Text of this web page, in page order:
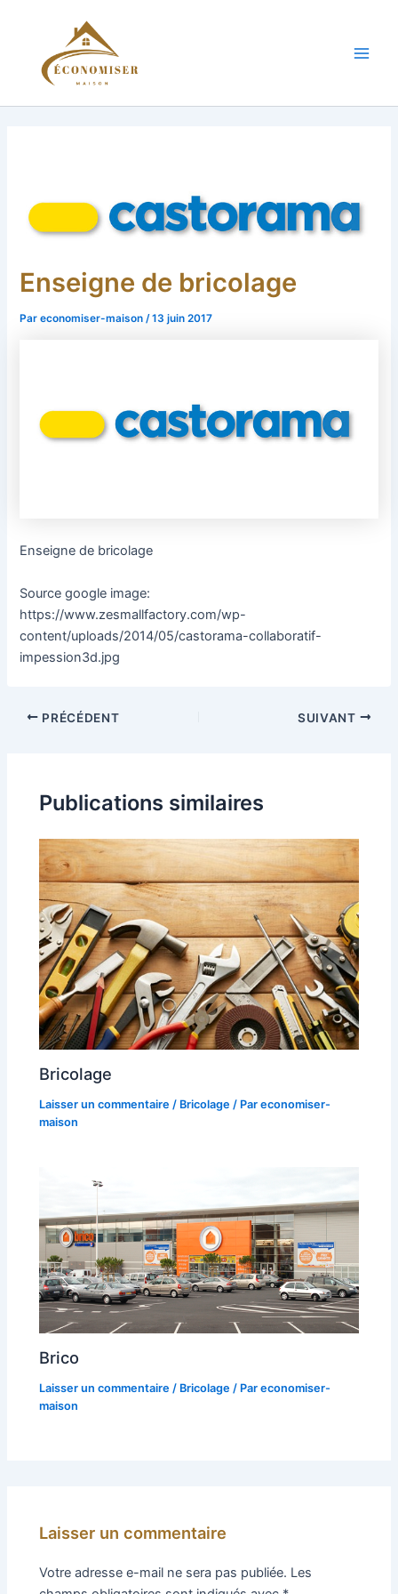
Enseigne de bricolage
Pareconomiser-maison/13 juin 2017
Enseigne de bricolage
Source google image:
https://www.zesmallfactory.com/wp-
content/uploads/2014/05/castorama-collaboratif-
impession3d.jpg
PRÉCÉDENT SUIVANT
Publications similaires
Bricolage
Laisser un commentaire / Bricolage / Pareconomiser-
maison
Brico
Laisser un commentaire / Bricolage / Pareconomiser-
maison
Laisser un commentaire
Votre adresse e-mail ne sera pas publiée. Les